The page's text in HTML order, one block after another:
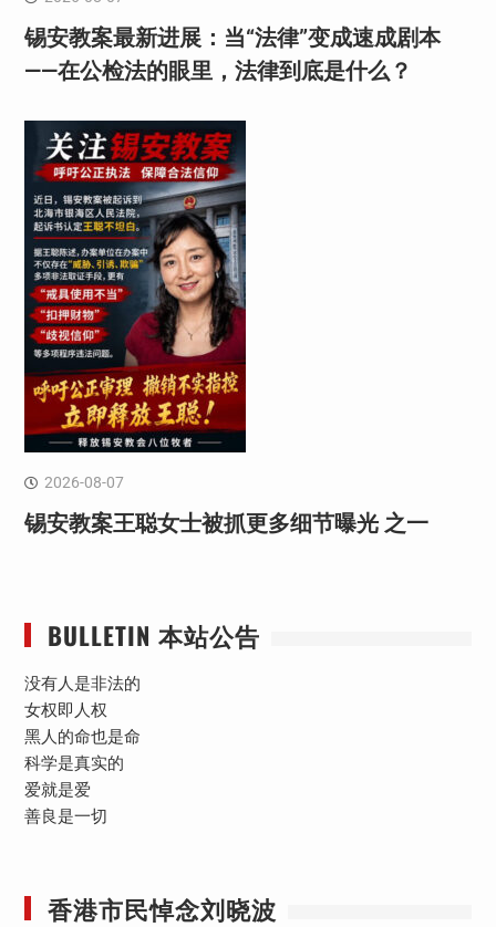
锡安教案最新进展：当“法律”变成速成剧本
——在公检法的眼里，法律到底是什么？
2026-08-07
锡安教案王聪女士被抓更多细节曝光 之一
BULLETIN 本站公告
没有人是非法的
女权即人权
黑人的命也是命
科学是真实的
爱就是爱
善良是一切
香港市民悼念刘晓波